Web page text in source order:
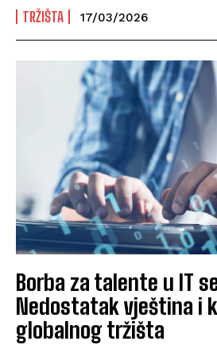
TRŽIŠTA 17/03/2026
Borba za talente u IT
Nedostatak vještina i
globalnog tržišta